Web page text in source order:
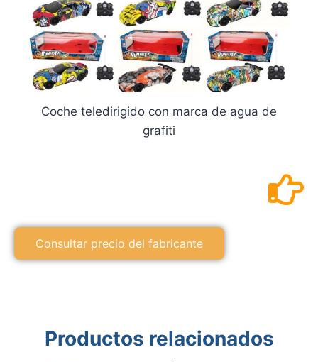
Coche teledirigido con marca de agua de
grafiti
Consultar precio del fabricante
Productos relacionados